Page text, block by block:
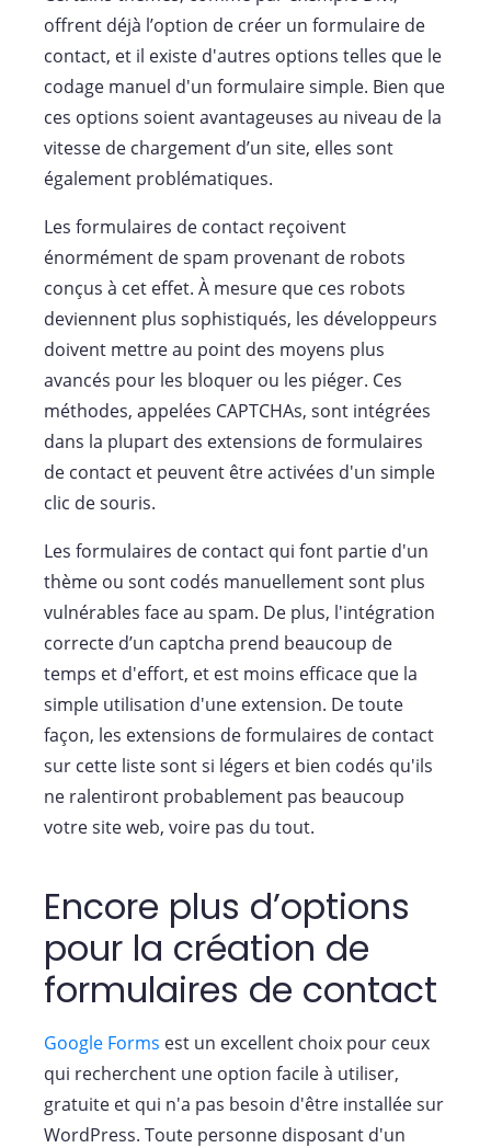
offrent déjà l’option de créer un formulaire de
contact, et il existe d'autres options telles que le
codage manuel d'un formulaire simple. Bien que
ces options soient avantageuses au niveau de la
vitesse de chargement d’un site, elles sont
également problématiques.
Les formulaires de contact reçoivent
énormément de spam provenant de robots
conçus à cet effet. À mesure que ces robots
deviennent plus sophistiqués, les développeurs
doivent mettre au point des moyens plus
avancés pour les bloquer ou les piéger. Ces
méthodes, appelées CAPTCHAs, sont intégrées
dans la plupart des extensions de formulaires
de contact et peuvent être activées d'un simple
clic de souris.
Les formulaires de contact qui font partie d'un
thème ou sont codés manuellement sont plus
vulnérables face au spam. De plus, l'intégration
correcte d’un captcha prend beaucoup de
temps et d'effort, et est moins efficace que la
simple utilisation d'une extension. De toute
façon, les extensions de formulaires de contact
sur cette liste sont si légers et bien codés qu'ils
ne ralentiront probablement pas beaucoup
votre site web, voire pas du tout.
Encore plus d’options
pour la création de
formulaires de contact
Google Forms est un excellent choix pour ceux
qui recherchent une option facile à utiliser,
gratuite et qui n'a pas besoin d'être installée sur
WordPress. Toute personne disposant d'un